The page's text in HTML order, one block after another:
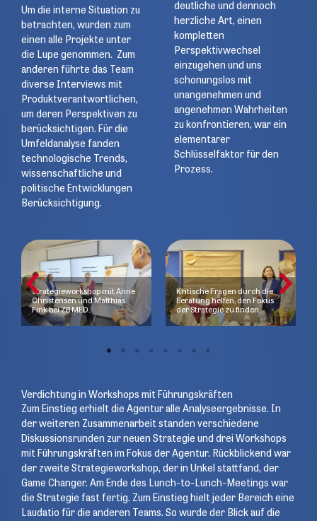
Um die interne Situation zu
betrachten, wurden zum
einen alle Projekte unter
die Lupe genommen. Zum
anderen führte das Team
diverse Interviews mit
Produktverantwortlichen,
um deren Perspektiven zu
berücksichtigen. Für die
Umfeldanalyse fanden
technologische Trends,
wissenschaftliche und
politische Entwicklungen
Berücksichtigung.
deutliche und dennoch
herzliche Art, einen
kompletten
Perspektivwechsel
einzugehen und uns
schonungslos mit
unangenehmen und
angenehmen Wahrheiten
zu konfrontieren, war ein
elementarer
Schlüsselfaktor für den
Prozess.
Strategieworkshop mit Anne
Christensen und Matthias
Fink bei ZB MED.
Kritische Fragen durch die
Beratung helfen, den Fokus
der Strategie zu finden.
Verdichtung in Workshops mit Führungskräften
Zum Einstieg erhielt die Agentur alle Analyseergebnisse. In
der weiteren Zusammenarbeit standen verschiedene
Diskussionsrunden zur neuen Strategie und drei Workshops
mit Führungskräften im Fokus der Agentur. Rückblickend war
der zweite Strategieworkshop, der in Unkel stattfand, der
Game Changer. Am Ende des Lunch-to-Lunch-Meetings war
die Strategie fast fertig. Zum Einstieg hielt jeder Bereich eine
Laudatio für die anderen Teams. So wurde der Blick auf die